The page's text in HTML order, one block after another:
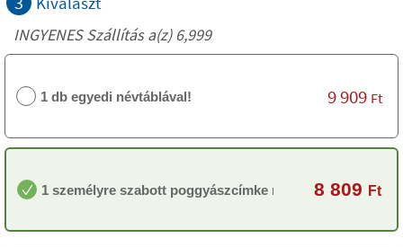
INGYENES Szállítás a(z) 6,999
1 db egyedi névtáblával! 9 909 Ft
1 személyre szabott poggyászcímke nélkül 8 809 Ft